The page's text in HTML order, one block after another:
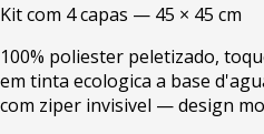
Kit com 4 capas — 45 × 45 cm
100% poliester peletizado,
em tinta ecologica a base
com ziper invisivel — design